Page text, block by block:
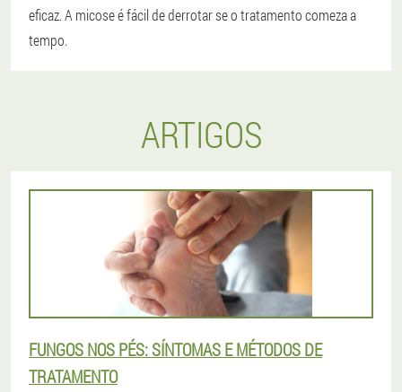
eficaz. A micose é fácil de derrotar se o tratamento comeza a
tempo.
ARTIGOS
FUNGOS NOS PÉS: SÍNTOMAS E MÉTODOS DE
TRATAMENTO